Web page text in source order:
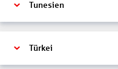
Tunesien
Türkei